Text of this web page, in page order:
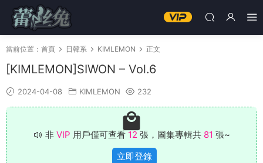
當前位置： 首頁 日韓系 KIMLEMON 正文
[KIMLEMON]SIWON – Vol.6
2024-04-08 KIMLEMON 232
非 VIP 用戶僅可查看 12 張，圖集專輯共 81 張~
立即登錄